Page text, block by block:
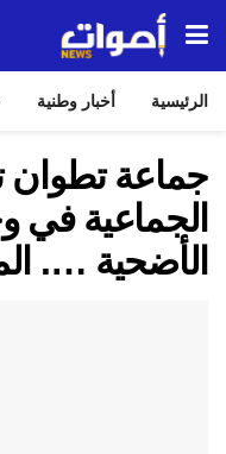
الرئيسية أخبار وطنية
جماعة تطوان
الجماعية في
الأضحية ….